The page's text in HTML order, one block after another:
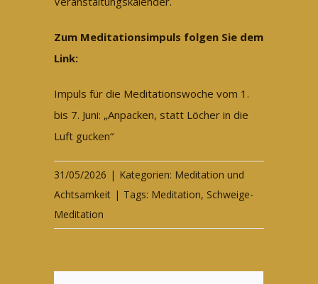
Zum Meditationsimpuls folgen Sie dem
Link:
Impuls für die Meditationswoche vom 1.
bis 7. Juni: „Anpacken, statt Löcher in die
Luft gucken“
31/05/2026 | Kategorien: Meditation und
Achtsamkeit | Tags: Meditation, Schweige-
Meditation